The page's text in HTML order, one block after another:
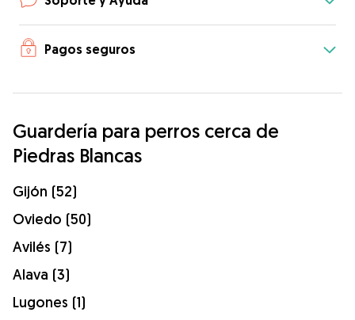
Pagos seguros
Guardería para perros cerca de
Piedras Blancas
Gijón (52)
Oviedo (50)
Avilés (7)
Alava (3)
Lugones (1)